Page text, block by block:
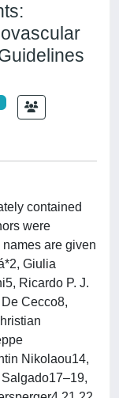
contained
were
are given
Giulia
Ricardo P. J.
Cecco8,
Nikolaou14,